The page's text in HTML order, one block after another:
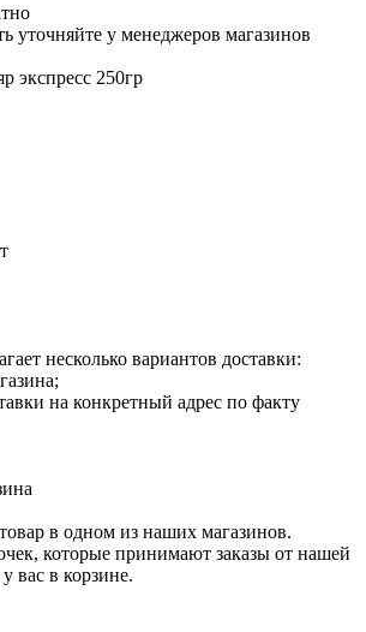
уточняйте у менеджеров магазинов
экспресс 250гр
несколько вариантов доставки:
на конкретный адрес по факту
в одном из наших магазинов.
которые принимают заказы от нашей
вас в корзине.